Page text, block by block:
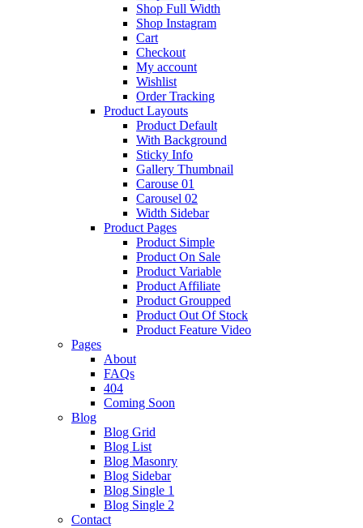
Shop Full Width
Shop Instagram
Cart
Checkout
My account
Wishlist
Order Tracking
Product Layouts
Product Default
With Background
Sticky Info
Gallery Thumbnail
Carouse 01
Carousel 02
Width Sidebar
Product Pages
Product Simple
Product On Sale
Product Variable
Product Affiliate
Product Groupped
Product Out Of Stock
Product Feature Video
Pages
About
FAQs
404
Coming Soon
Blog
Blog Grid
Blog List
Blog Masonry
Blog Sidebar
Blog Single 1
Blog Single 2
Contact